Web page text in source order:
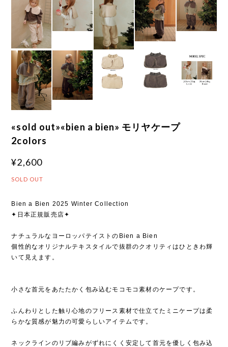
«sold out»«bien a bien» モリヤケープ
2colors
¥2,600
SOLD OUT
Bien a Bien 2025 Winter Collection
✦日本正規販売店✦
ナチュラルなヨーロッパテイストのBien a Bien
個性的なオリジナルテキスタイルで抜群のクオリティはひときわ輝
いて見えます。
小さな首元をあたたかく包み込むモコモコ素材のケープです。
ふんわりとした触り心地のフリース素材で仕立てたミニケープは柔
らかな質感が魅力の可愛らしいアイテムです。
ネックラインのリブ編みがずれにくく安定して首元を優しく包み込